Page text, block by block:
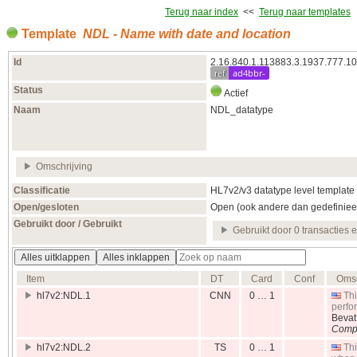
Terug naar index << Terug naar templates
Template NDL - Name with date and location
Id
ref ad4bbr-
Status
Actief
Naam
NDL_datatype
Omschrijving
Classificatie
HL7v2/v3 datatype level template
Open/gesloten
Open (ook andere dan
Gebruikt door / Gebruikt
Gebruikt door 0 transacties
Alles uitklappen
Alles inklappen
Item
DT Card Conf
hl7v2:NDL.1
CNN 0 … 1
hl7v2:NDL.2
TS 0 … 1